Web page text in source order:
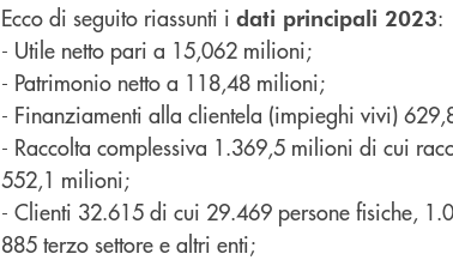
Ecco di seguito riassunti i dati principali 2023:
- Utile netto pari a 15,062 milioni;
- Patrimonio netto a 118,48 milioni;
- Finanziamenti alla clientela (impieghi vivi)
- Raccolta complessiva 1.369,5 milioni di cui
552,1 milioni;
- Clienti 32.615 di cui 29.469 persone fisiche,
885 terzo settore e altri enti;